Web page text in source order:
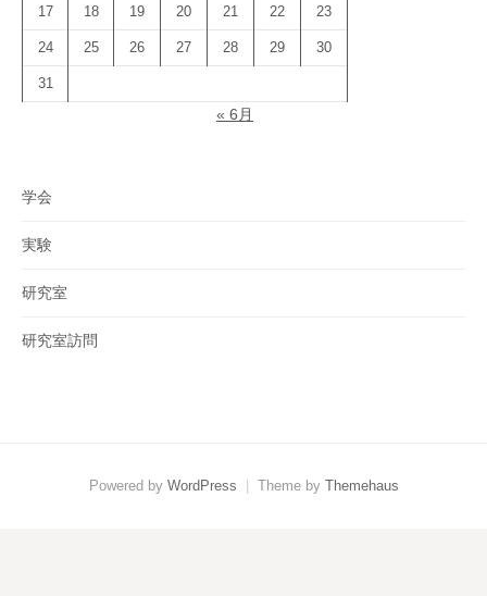
17 18 19 20 21 22 23
24 25 26 27 28 29 30
31
« 6月
学会
実験
研究室
研究室訪問
Powered by WordPress Theme by Themehaus